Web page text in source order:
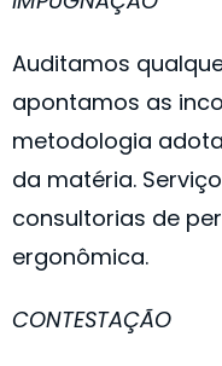
Auditamos
apontamos as
metodologia
da matéria.
consultorias de
ergonômica. ​
CONTESTAÇÃO